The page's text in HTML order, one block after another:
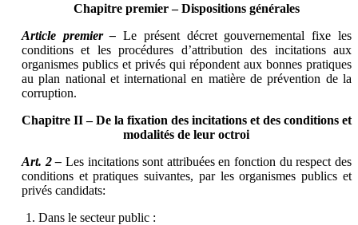
Chapitre premier – Dispositions générales
Article premier –Le présent décret gouvernemental fixe les
conditions et les procédures d’attribution des incitations aux
organismes publics et privés qui répondent aux bonnes pratiques
au plan national et international en matière de prévention de la
corruption.
Chapitre II – De la fixation des incitations et des conditions et
modalités de leur octroi
Art. 2 – Les incitations sont attribuées en fonction du respect des
conditions et pratiques suivantes, par les organismes publics et
privés candidats:
Dans le secteur public :